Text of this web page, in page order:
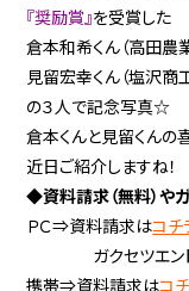
『奨励賞』を受賞した
倉本和希くん（高田農
見留宏幸くん（塩沢商
の３人で記念写真☆
倉本くんと見留くんの
近日ご紹介しますね！
◆資料請求（無料）や
ＰＣ⇒資料請求はコチ
ガクセツエント
携帯⇒資料請求はコ